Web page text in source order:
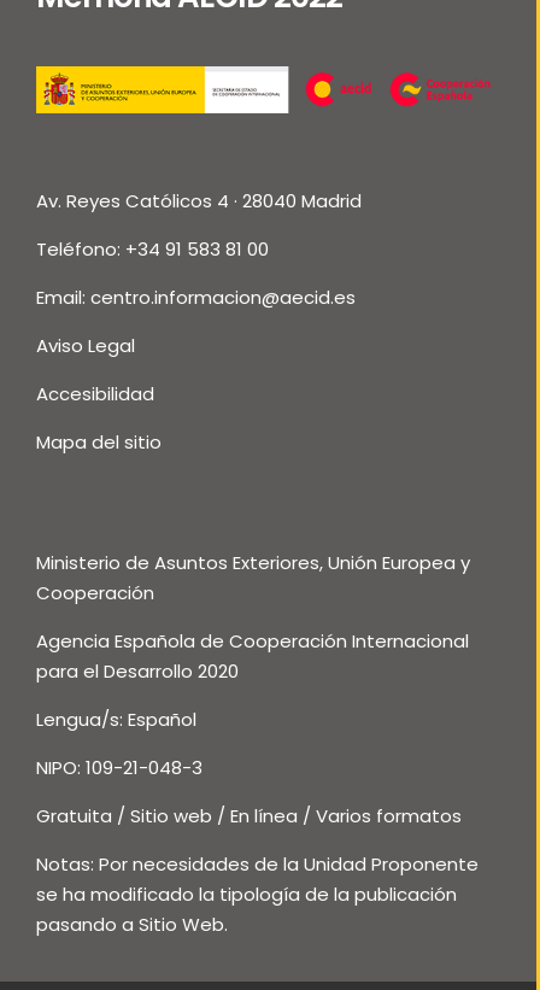
Av. Reyes Católicos 4 · 28040 Madrid
Teléfono: +34 91 583 81 00
Email: centro.informacion@aecid.es
Aviso Legal
Accesibilidad
Mapa del sitio
Ministerio de Asuntos Exteriores, Unión Europea y
Cooperación
Agencia Española de Cooperación Internacional
para el Desarrollo 2020
Lengua/s: Español
NIPO: 109-21-048-3
Gratuita / Sitio web / En línea / Varios formatos
Notas: Por necesidades de la Unidad Proponente
se ha modificado la tipología de la publicación
pasando a Sitio Web.